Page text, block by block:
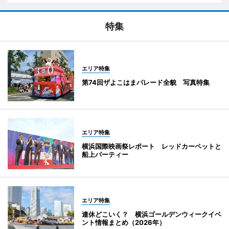
特集
エリア特集
第74回ザよこはまパレード全貌 写真特集
エリア特集
横浜国際映画祭レポート レッドカーペットと
船上パーティー
エリア特集
連休どこいく？ 横浜ゴールデンウィークイベ
ント情報まとめ（2026年）